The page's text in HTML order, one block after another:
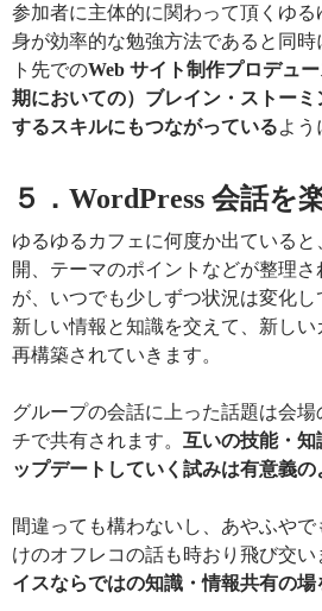
参加者に主体的に関わって頂くゆ
身が効率的な勉強方法であると同
ト先でのWeb サイト制作プロデュ
期においての）ブレイン・ストー
するスキルにもつながっているよう
５．WordPress 会話を
ゆるゆるカフェに何度か出ている
開、テーマのポイントなどが整理
が、いつでも少しずつ状況は変化
新しい情報と知識を交えて、新し
再構築されていきます。
グループの会話に上った話題は会
チで共有されます。 互いの技能・
ップデートしていく試みは有意義の
間違っても構わないし、あやふや
けのオフレコの話も時おり飛び交い
イスならではの知識・情報共有の場